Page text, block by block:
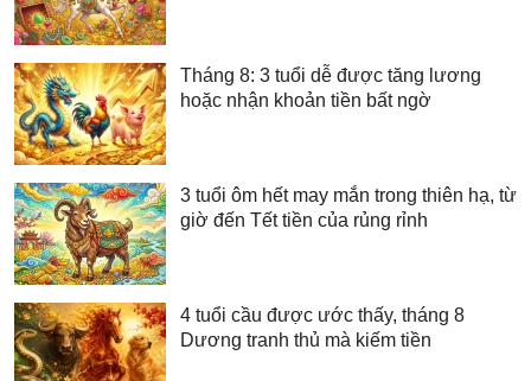
Tháng 8: 3 tuổi dễ được tăng lương
hoặc nhận khoản tiền bất ngờ
3 tuổi ôm hết may mắn trong thiên hạ, từ
giờ đến Tết tiền của rủng rỉnh
4 tuổi cầu được ước thấy, tháng 8
Dương tranh thủ mà kiếm tiền